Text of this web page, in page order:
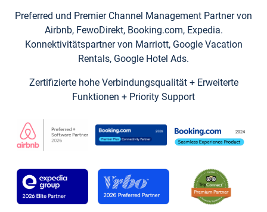
Preferred und Premier Channel Management Partner von
Airbnb, FewoDirekt, Booking.com, Expedia.
Konnektivitätspartner von Marriott, Google Vacation
Rentals, Google Hotel Ads.
Zertifizierte hohe Verbindungsqualität + Erweiterte
Funktionen + Priority Support